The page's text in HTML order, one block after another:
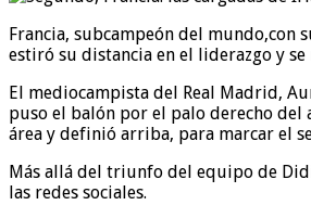
Francia, subcampeón del mundo,con
estiró su distancia en el liderazgo y
El mediocampista del Real Madrid,
puso el balón por el palo derecho
área y definió arriba, para marcar el
Más allá del triunfo del equipo de
las redes sociales.